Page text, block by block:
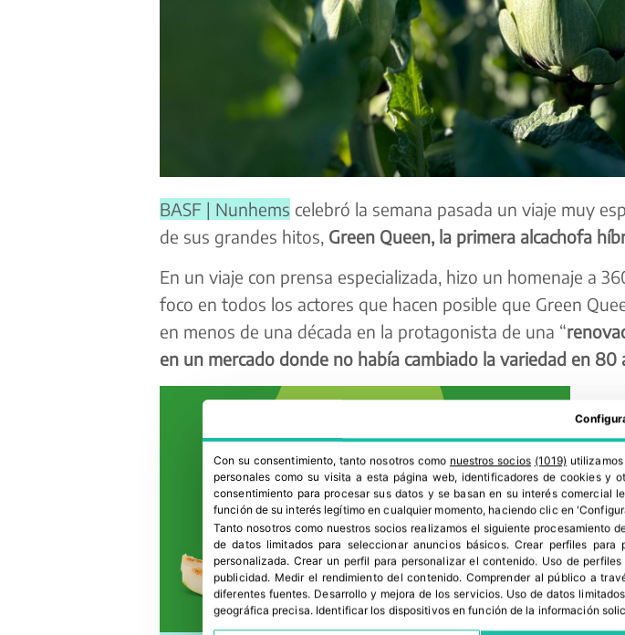
BASF | Nunhems celebró la semana pasada un viaje muy
de sus grandes hitos, Green Queen, la primera alcachofa
En un viaje con prensa especializada, hizo un homenaje a
foco en todos los actores que hacen posible que Green
en menos de una década en la protagonista de una “
en un mercado donde no había cambiado la variedad en 80
Con su consentimiento, tanto nosotros como nuestros socios (1019)
personales como su visita a esta página web, identificadores de cookies y
consentimiento para procesar sus datos y se basan en su interés comercial
función de su interés legítimo en cualquier momento, haciendo clic en
Tanto nosotros como nuestros socios realizamos el siguiente procesamiento
de datos limitados para seleccionar anuncios básicos. Crear perfiles para
personalizada. Crear un perfil para personalizar el contenido. Uso de
publicidad. Medir el rendimiento del contenido. Comprender al público a
diferentes fuentes. Desarrollo y mejora de los servicios. Uso de datos
geográfica precisa. Identificar los dispositivos en función de la información